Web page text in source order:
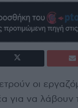
οι
για να